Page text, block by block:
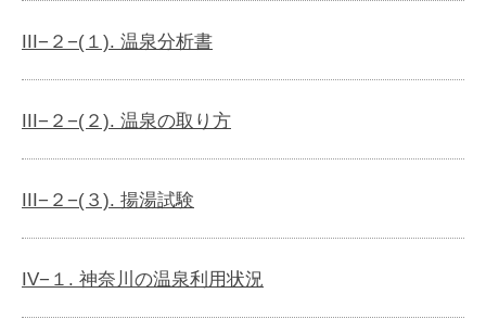
III−２−(１). 温泉分析書
III−２−(２). 温泉の取り方
III−２−(３). 揚湯試験
IV−１. 神奈川の温泉利用状況